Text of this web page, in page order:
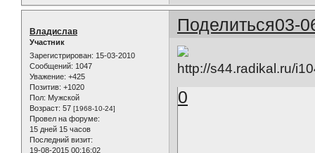
Поделиться03-
Владислав
Участник
Зарегистрирован: 15-03-2010
Сообщений: 1047
Уважение: +425
Позитив: +1020
Пол: Мужской
Возраст: 57 [1968-10-24]
Провел на форуме:
15 дней 15 часов
Последний визит:
19-08-2015 00:16:02
0